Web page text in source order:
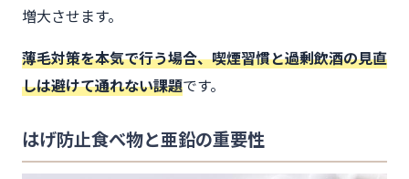
増大させます。
薄毛対策を本気で行う場合、喫煙習慣と過剰飲酒の見直
しは避けて通れない課題です。
はげ防止食べ物と亜鉛の重要性